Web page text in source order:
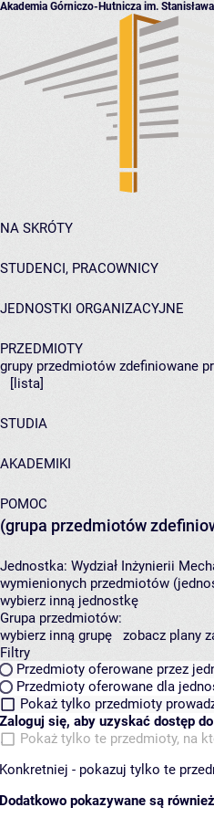
Akademia Górniczo-Hutnicza im.
NA SKRÓTY
STUDENCI, PRACOWNICY
JEDNOSTKI ORGANIZACYJNE
PRZEDMIOTY
grupy przedmiotów zdefiniowane
[lista]
STUDIA
AKADEMIKI
POMOC
(grupa przedmiotów
Jednostka: Wydział Inżynierii
wymienionych przedmiotów
wybierz inną jednostkę
Grupa przedmiotów:
wybierz inną grupę
zobacz plany
Filtry
Przedmioty oferowane przez
Przedmioty oferowane dla
Pokaż tylko przedmioty
Zaloguj się, aby uzyskać dostęp
Pokaż tylko te przedmioty, na
Konkretniej - pokazuj tylko te
Dodatkowo pokazywane są